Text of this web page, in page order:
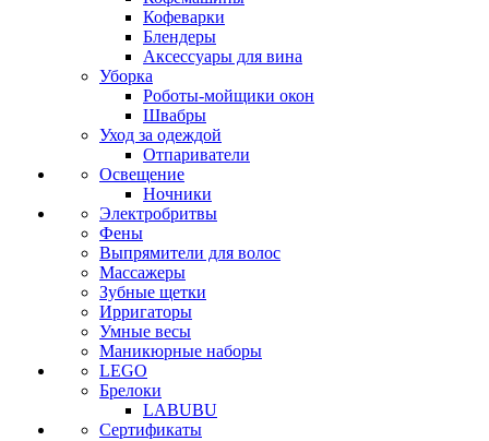
Кофеварки
Блендеры
Аксессуары для вина
Уборка
Роботы-мойщики окон
Швабры
Уход за одеждой
Отпариватели
Освещение
Ночники
Электробритвы
Фены
Выпрямители для волос
Массажеры
Зубные щетки
Ирригаторы
Умные весы
Маникюрные наборы
LEGO
Брелоки
LABUBU
Сертификаты